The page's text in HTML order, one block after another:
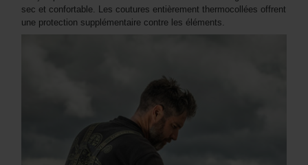
sec et confortable. Les coutures entièrement thermocollées offrent
une protection supplémentaire contre les éléments.